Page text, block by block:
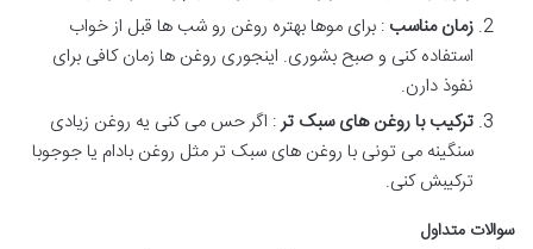
زمان مناسب : برای موها بهتره روغن رو شب ها قبل از خواب
استفاده کنی و صبح بشوری. اینجوری روغن ها زمان کافی برای
نفوذ دارن.
ترکیب با روغن های سبک تر: اگر حس می کنی یه روغن زیادی
سنگینه می تونی با روغن های سبک تر مثل روغن بادام یا جوجوبا
ترکیبش کنی.
سوالات متداول